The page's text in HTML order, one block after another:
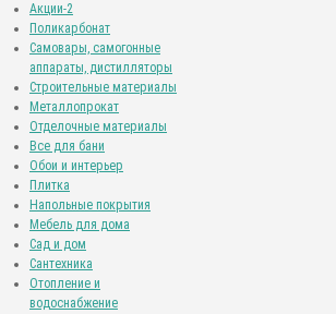
Акции-2
Поликарбонат
Самовары, самогонные
аппараты, дистилляторы
Строительные материалы
Металлопрокат
Отделочные материалы
Все для бани
Обои и интерьер
Плитка
Напольные покрытия
Мебель для дома
Сад и дом
Сантехника
Отопление и
водоснабжение